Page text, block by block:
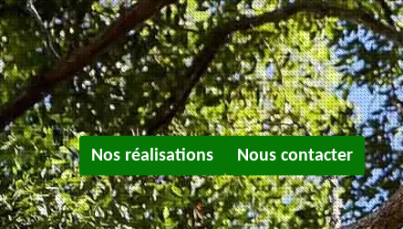
Nos réalisations Nous contacter